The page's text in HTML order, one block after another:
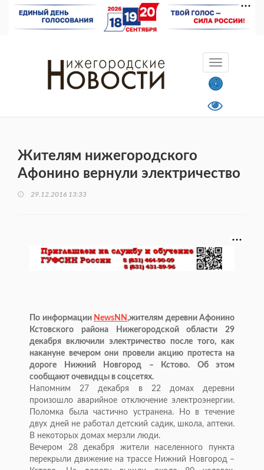
Жителям нижегородского
Афонино вернули электричество
29.12.2016 13:33
По информации NewsNN ,жителям деревни Афонино
Кстовского района Нижегородской области 29
декабря включили электричество после того, как
накануне вечером они провели акцию протеста на
дороге Нижний Новгород – Кстово. Об этом
сообщают очевидцы в соцсетях.
Напомним 27 декабря в 22 домах деревни
произошло аварийное отключение электроэнергии.
Поломка была частично устранена. Но в течение
двух дней не работал детский садик, школа, аптеки.
В некоторых домах мерзли люди.
Вечером 28 декабря жители населенного пункта
перекрыли движение на трассе Нижний Новгород –